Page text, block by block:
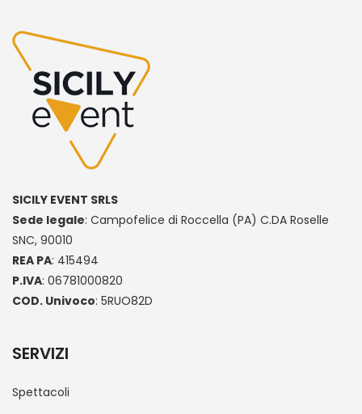
SICILY EVENT SRLS
Sede legale: Campofelice di Roccella (PA) C.DA Roselle
SNC, 90010
REA PA: 415494
P.IVA: 06781000820
COD. Univoco: 5RUO82D
SERVIZI
Spettacoli